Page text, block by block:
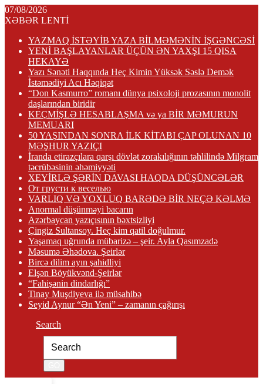
07/08/2026
XƏBƏR LENTİ
YAZMAQ İSTƏYİB YAZA BİLMƏMƏNİN İŞGƏNCƏSİ
YENİ BAŞLAYANLAR ÜÇÜN ƏN YAXŞI 15 QISA
HEKAYƏ
Yazı Sənəti Haqqında Heç Kimin Yüksək Səslə Demək
İstəmədiyi Acı Həqiqət
“Don Kasmurro” romanı dünya psixoloji prozasının monolit
daşlarından biridir
KEÇMİŞLƏ HESABLAŞMA və ya BİR MƏMURUN
MEMUARI
50 YAŞINDAN SONRA İLK KİTABI ÇAP OLUNAN 10
MƏŞHUR YAZIÇI
İranda etirazçılara qarşı dövlət zorakılığının təhlilində Milgram
təcrübəsinin əhəmiyyəti
XEYİRLƏ ŞƏRİN DAVASI HAQDA DÜŞÜNCƏLƏR
От грусти к веселью
VARLIQ VƏ YOXLUQ BARƏDƏ BİR NEÇƏ KƏLMƏ
Anormal düşünməyi bacarın
Azərbaycan yazıçısının bəxtsizliyi
Çingiz Sultansoy. Heç kim qatil doğulmur.
Yaşamaq uğrunda mübarizə – şeir. Ayla Qasımzadə
Məsumə Əhədova. Şeirlər
Bircə dilim ayın şahidliyi
Elşən Böyükvənd-Şeirlər
“Fahişənin dindarlığı”
Tinay Muşdiyeva ilə müsahibə
Seyid Aynur “Ən Yeni” – zamanın çağırışı
Search